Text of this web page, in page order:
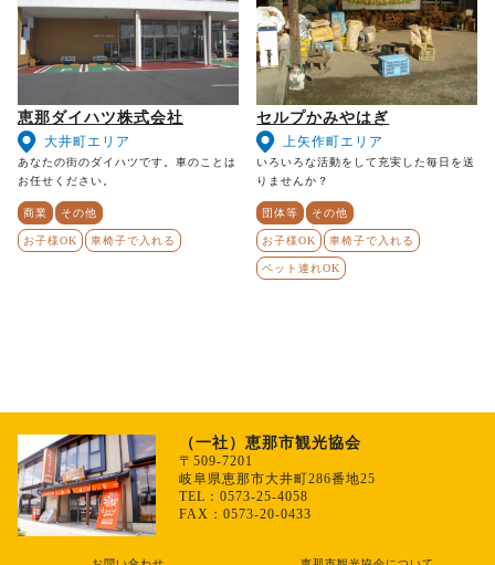
恵那ダイハツ株式会社
大井町エリア
あなたの街のダイハツです。車のことは
お任せください。
商業 その他
お子様OK 車椅子で入れる
セルプかみやはぎ
上矢作町エリア
いろいろな活動をして充実した毎日を送
りませんか？
団体等 その他
お子様OK 車椅子で入れる
ペット連れOK
（一社）恵那市観光協会
〒509-7201
岐阜県恵那市大井町286番地25
TEL：0573-25-4058
FAX：0573-20-0433